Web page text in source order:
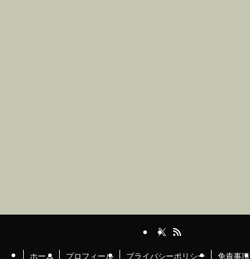
ホーム プロフィール プライバシーポリシー 免責事項